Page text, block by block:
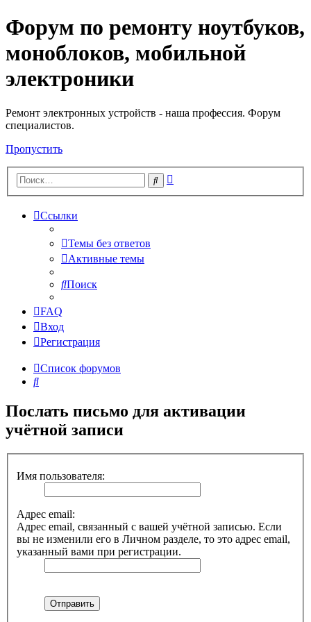
Регистрация
Форум по ремонту ноутбуков,
моноблоков, мобильной
электроники
Ремонт электронных устройств - наша профессия. Форум
специалистов.
Пропустить
Поиск
Ссылки
Темы без ответов
Активные темы
Поиск
FAQ
Вход
Регистрация
Список форумов
Поиск
Послать письмо для активации
учётной записи
Имя пользователя:
Адрес email:
Адрес email, связанный с вашей учётной записью. Если
вы не изменили его в Личном разделе, то это адрес email,
указанный вами при регистрации.